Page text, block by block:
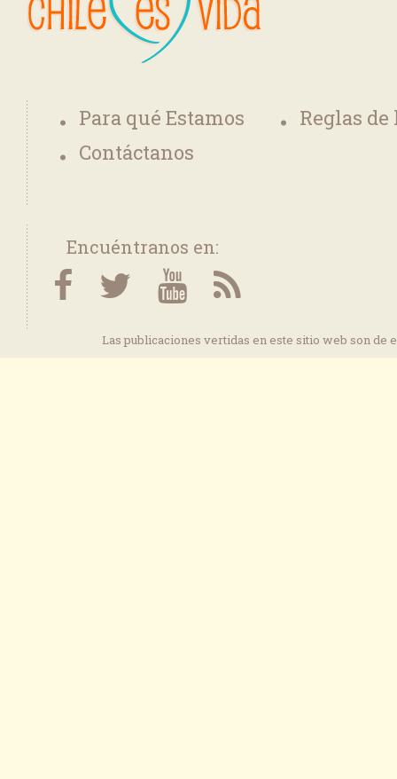
Para qué Estamos
Reglas
Contáctanos
Encuéntranos en:
Las publicaciones vertidas en este sitio web son de